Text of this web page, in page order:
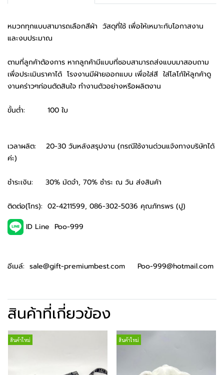
หมวกทุกแบบสามารถเลือกสีผ้า วัสดุที่ใช้ เพื่อให้เหมาะกับโอกาสงาน
และงบประมาณ
ตามที่ลูกค้าต้องการ หากลูกค้ามีแบบที่ชอบสามารถส่งแบบมาสอบถาม
เพื่อประเมินราคาได้ โรงงานมีฝ่ายออกแบบ เพื่อใส่สี ใส่โลโก้ให้ลูกค้าดู
งานคร่าวๆก่อนตัดสินใจ ทำงานตัวอย่างหรือผลิตงาน
ขั้นต่ำ: 100 ใบ
เวลาผลิต: 20-30 วันหลังสรุปงาน (กรณีใช้งานด่วนแจ้งทางบริษัทได้
ค่ะ)
ชำระเงิน: 30% มัดจำ, 70% ชำระ ณ วัน ส่งสินค้า
ติดต่อ(โทร): 02-4211599, 086-302-5036 คุณภัทรพร (ปู)
ID Line Poo-999
อีเมล์: sale@gift-premiumbest.com Poo-999@hotmail.com
สินค้าที่เกี่ยวข้อง
สินค้าใหม่ สินค้าใหม่